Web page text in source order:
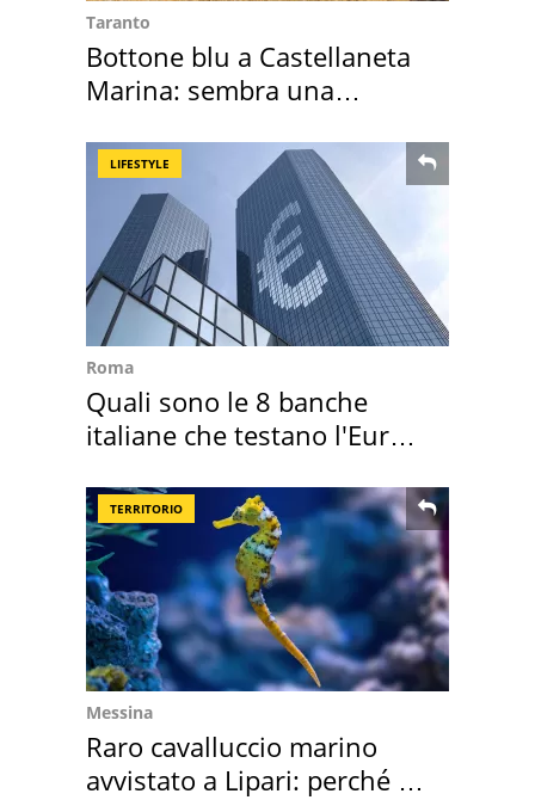
Taranto
Bottone blu a Castellaneta
Marina: sembra una
LIFESTYLE
Roma
Quali sono le 8 banche
italiane che testano l'Euro
TERRITORIO
Messina
Raro cavalluccio marino
avvistato a Lipari: perché è